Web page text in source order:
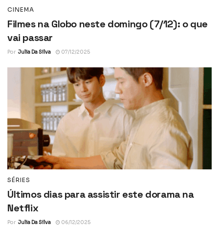
CINEMA
Filmes na Globo neste domingo (7/12): o que
vai passar
Por Julia Da Silva 07/12/2025
SÉRIES
Últimos dias para assistir este dorama na
Netflix
Por Julia Da Silva 06/12/2025